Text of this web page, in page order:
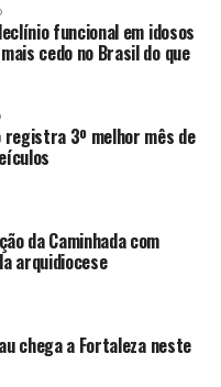
funcional em idosos
cedo no Brasil do que
3º melhor mês de
da Caminhada com
arquidiocese
chega a Fortaleza neste